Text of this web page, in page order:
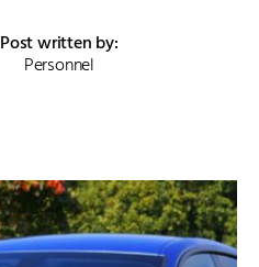
Post written by:
Personnel